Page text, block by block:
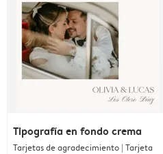
Tipografía en fondo crema
Tarjetas de agradecimiento | Tarjeta